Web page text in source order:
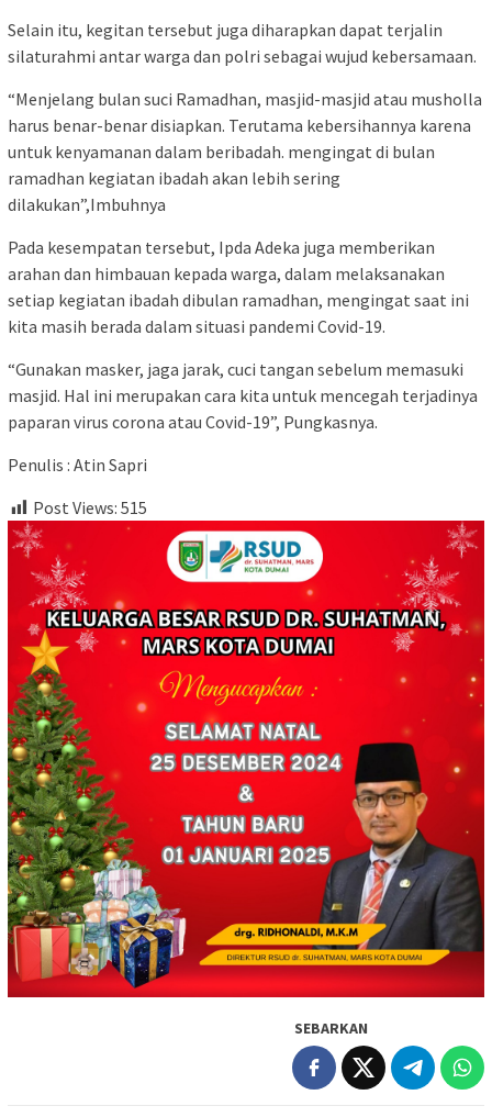
Selain itu, kegitan tersebut juga diharapkan dapat terjalin
silaturahmi antar warga dan polri sebagai wujud kebersamaan.
“Menjelang bulan suci Ramadhan, masjid-masjid atau musholla
harus benar-benar disiapkan. Terutama kebersihannya karena
untuk kenyamanan dalam beribadah. mengingat di bulan
ramadhan kegiatan ibadah akan lebih sering
dilakukan”,Imbuhnya
Pada kesempatan tersebut, Ipda Adeka juga memberikan
arahan dan himbauan kepada warga, dalam melaksanakan
setiap kegiatan ibadah dibulan ramadhan, mengingat saat ini
kita masih berada dalam situasi pandemi Covid-19.
“Gunakan masker, jaga jarak, cuci tangan sebelum memasuki
masjid. Hal ini merupakan cara kita untuk mencegah terjadinya
paparan virus corona atau Covid-19”, Pungkasnya.
Penulis : Atin Sapri
Post Views: 515
SEBARKAN